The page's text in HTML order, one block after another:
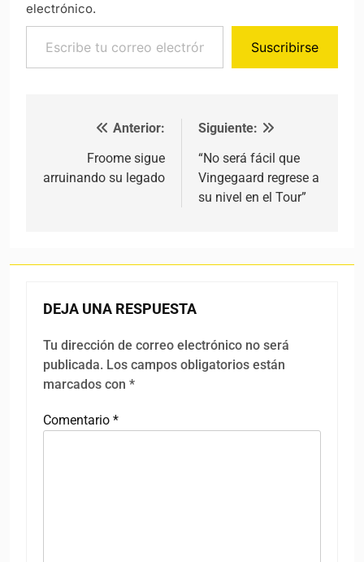
electrónico.
Escribe tu correo electrónico…
Suscribirse
Navegación de entradas
Anterior:
Froome sigue
arruinando su legado
Siguiente:
“No será fácil que
Vingegaard regrese a
su nivel en el Tour”
DEJA UNA RESPUESTA
Tu dirección de correo electrónico no será
publicada. Los campos obligatorios están
marcados con *
Comentario *